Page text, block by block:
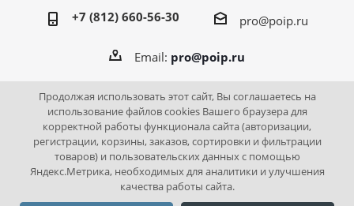
+7 (812) 660-56-30 pro@poip.ru
Email: pro@poip.ru
2026 © ПО "Инновационная промышленность"
Продолжая использовать этот сайт, Вы соглашаетесь на
использование файлов cookies Вашего браузера для
корректной работы функционала сайта (авторизации,
регистрации, корзины, заказов, сортировки и фильтрации
товаров) и пользовательских данных с помощью
Яндекс.Метрика, необходимых для аналитики и улучшения
качества работы сайта.